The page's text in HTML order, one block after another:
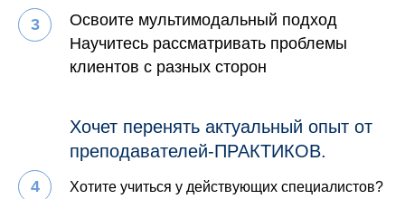
Освоите мультимодальный подход
Научитесь рассматривать проблемы
клиентов с разных сторон
Хочет перенять актуальный опыт от
преподавателей-ПРАКТИКОВ.
Хотите учиться у действующих специалистов?